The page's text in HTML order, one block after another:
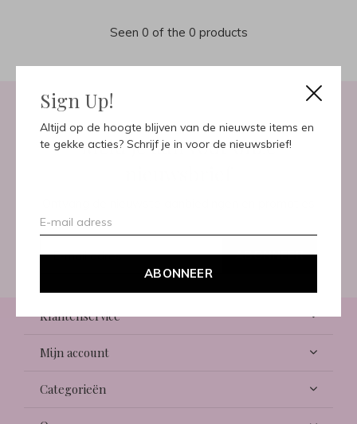
Sign Up!
Altijd op de hoogte blijven van de nieuwste items en
te gekke acties? Schrijf je in voor de nieuwsbrief!
ABONNEER
Seen 0 of the 0 products
Meld je aan voor onze
ABONNEER
Klantenservice
Mijn account
Categorieën